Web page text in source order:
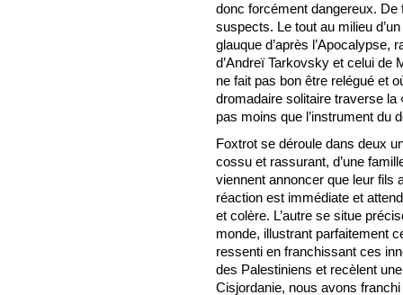
donc forcément dangereux. De
suspects. Le tout au milieu
glauque d’après l’Apocalypse,
d’Andreï Tarkovsky et celui de
ne fait pas bon être relégué et
dromadaire solitaire traverse
pas moins que l’instrument du
Foxtrot se déroule dans deux
cossu et rassurant, d’une
viennent annoncer que leur fils
réaction est immédiate et
et colère. L’autre se situe
monde, illustrant parfaitement
ressenti en franchissant ces
des Palestiniens et recèlent
Cisjordanie, nous avons